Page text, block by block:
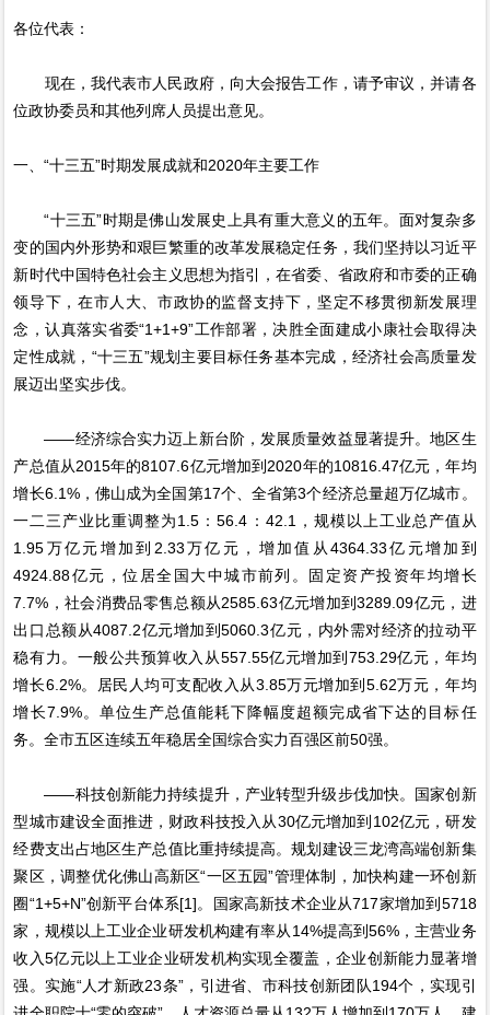
各位代表：
现在，我代表市人民政府，向大会报告工作，请予审议，并请各
位政协委员和其他列席人员提出意见。
一、“十三五”时期发展成就和2020年主要工作
“十三五”时期是佛山发展史上具有重大意义的五年。面对复杂多
变的国内外形势和艰巨繁重的改革发展稳定任务，我们坚持以习近平
新时代中国特色社会主义思想为指引，在省委、省政府和市委的正确
领导下，在市人大、市政协的监督支持下，坚定不移贯彻新发展理
念，认真落实省委“1+1+9”工作部署，决胜全面建成小康社会取得决
定性成就，“十三五”规划主要目标任务基本完成，经济社会高质量发
展迈出坚实步伐。
——经济综合实力迈上新台阶，发展质量效益显著提升。地区生
产总值从2015年的8107.6亿元增加到2020年的10816.47亿元，年均
增长6.1%，佛山成为全国第17个、全省第3个经济总量超万亿城市。
一二三产业比重调整为1.5：56.4：42.1，规模以上工业总产值从
1.95万亿元增加到2.33万亿元，增加值从4364.33亿元增加到
4924.88亿元，位居全国大中城市前列。固定资产投资年均增长
7.7%，社会消费品零售总额从2585.63亿元增加到3289.09亿元，进
出口总额从4087.2亿元增加到5060.3亿元，内外需对经济的拉动平
稳有力。一般公共预算收入从557.55亿元增加到753.29亿元，年均
增长6.2%。居民人均可支配收入从3.85万元增加到5.62万元，年均
增长7.9%。单位生产总值能耗下降幅度超额完成省下达的目标任
务。全市五区连续五年稳居全国综合实力百强区前50强。
——科技创新能力持续提升，产业转型升级步伐加快。国家创新
型城市建设全面推进，财政科技投入从30亿元增加到102亿元，研发
经费支出占地区生产总值比重持续提高。规划建设三龙湾高端创新集
聚区，调整优化佛山高新区“一区五园”管理体制，加快构建一环创新
圈“1+5+N”创新平台体系[1]。国家高新技术企业从717家增加到5718
家，规模以上工业企业研发机构建有率从14%提高到56%，主营业务
收入5亿元以上工业企业研发机构实现全覆盖，企业创新能力显著增
强。实施“人才新政23条”，引进省、市科技创新团队194个，实现引